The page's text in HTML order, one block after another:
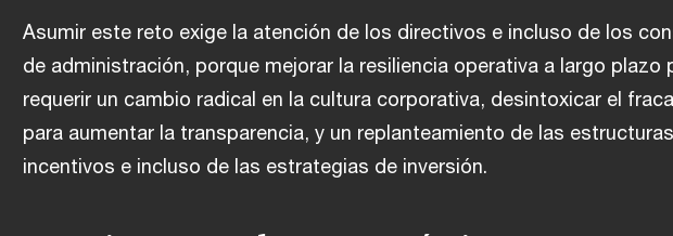
Asumir este reto exige la atención de los directivos e incluso de los
de administración, porque mejorar la resiliencia operativa a largo plazo
requerir un cambio radical en la cultura corporativa, desintoxicar el
para aumentar la transparencia, y un replanteamiento de las
incentivos e incluso de las estrategias de inversión.